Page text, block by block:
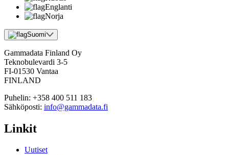
Englanti
Norja
Suomi
Gammadata Finland Oy
Teknobulevardi 3-5
FI-01530 Vantaa
FINLAND
Puhelin: +358 400 511 183
Sähköposti: info@gammadata.fi
Linkit
Uutiset